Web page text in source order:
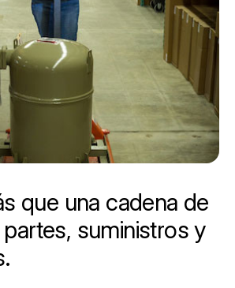
que una cadena de
suministros y